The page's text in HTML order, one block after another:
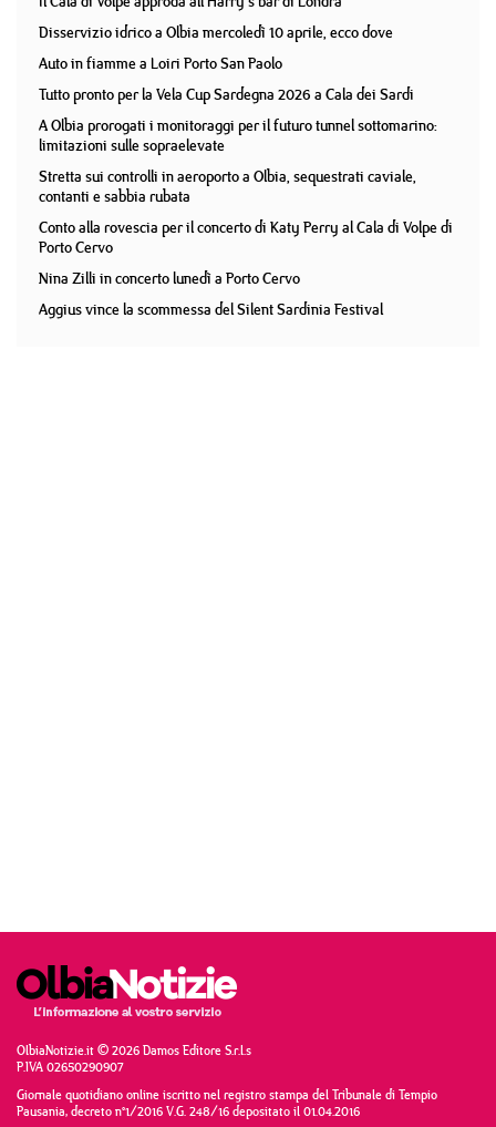
Disservizio idrico a Olbia mercoledì 10 aprile, ecco dove
Auto in fiamme a Loiri Porto San Paolo
Tutto pronto per la Vela Cup Sardegna 2026 a Cala dei Sardi
A Olbia prorogati i monitoraggi per il futuro tunnel sottomarino:
limitazioni sulle sopraelevate
Stretta sui controlli in aeroporto a Olbia, sequestrati caviale,
contanti e sabbia rubata
Conto alla rovescia per il concerto di Katy Perry al Cala di Volpe di
Porto Cervo
Nina Zilli in concerto lunedì a Porto Cervo
Aggius vince la scommessa del Silent Sardinia Festival
OlbiaNotizie.it © 2026 Damos Editore S.r.l.s
P.IVA 02650290907
Giornale quotidiano online iscritto nel registro stampa del Tribunale di Tempio
Pausania, decreto n°1/2016 V.G. 248/16 depositato il 01.04.2016